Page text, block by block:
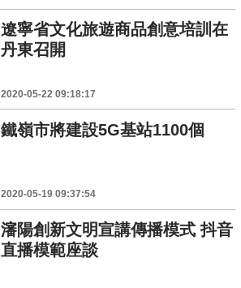
遼寧省文化旅遊商品創意培訓在
丹東召開
2020-05-22 09:18:17
鐵嶺市將建設5G基站1100個
2020-05-19 09:37:54
瀋陽創新文明宣講傳播模式 抖音
直播模範座談